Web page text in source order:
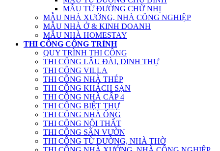
MẪU TỪ ĐƯỜNG CHỮ NHỊ
MẪU NHÀ XƯỞNG, NHÀ CÔNG NGHIỆP
MẪU NHÀ Ở & KINH DOANH
MẪU NHÀ HOMESTAY
THI CÔNG CÔNG TRÌNH
QUY TRÌNH THI CÔNG
THI CÔNG LÂU ĐÀI, DINH THỰ
THI CÔNG VILLA
THI CÔNG NHÀ THÉP
THI CÔNG KHÁCH SẠN
THI CÔNG NHÀ CẤP 4
THI CÔNG BIỆT THỰ
THI CÔNG NHÀ ỐNG
THI CÔNG NỘI THẤT
THI CÔNG SÂN VƯỜN
THI CÔNG TỪ ĐƯỜNG, NHÀ THỜ